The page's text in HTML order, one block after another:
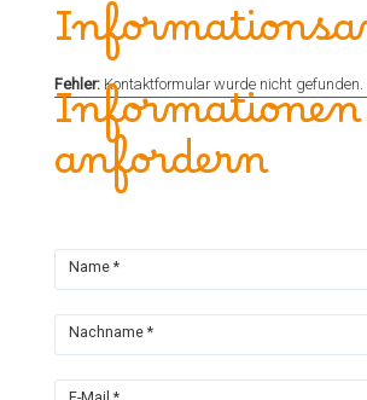
Fehler:Kontaktformular wurde nicht gefunden.
Informationen
anfordern
Name *
Nachname *